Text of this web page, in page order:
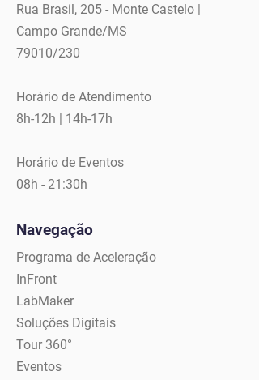
Rua Brasil, 205 - Monte Castelo |
Campo Grande/MS
79010/230
Horário de Atendimento
8h-12h | 14h-17h
Horário de Eventos
08h - 21:30h
Navegação
Programa de Aceleração
InFront
LabMaker
Soluções Digitais
Tour 360°
Eventos